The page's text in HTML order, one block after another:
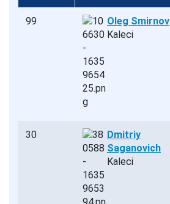
99
Oleg Smirnov
Kaleci
30
Dmitriy
Saganovich
Kaleci